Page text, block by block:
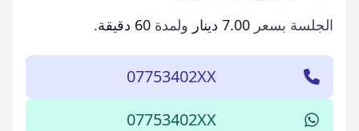
الجلسة بسعر 7.00 دينار ولمدة 60 دقيقة .
07753402XX
07753402XX